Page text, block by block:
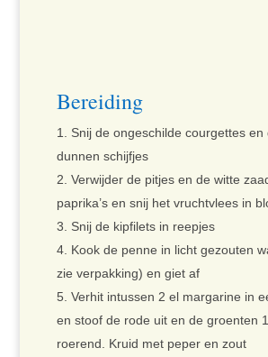
Bereiding
Snij de ongeschilde courgettes en
dunnen schijfjes
Verwijder de pitjes en de witte
paprika’s en snij het vruchtvlees in
Snij de kipfilets in reepjes
Kook de penne in licht gezouten
zie verpakking) en giet af
Verhit intussen 2 el margarine in
en stoof de rode uit en de groenten
roerend. Kruid met peper en zout